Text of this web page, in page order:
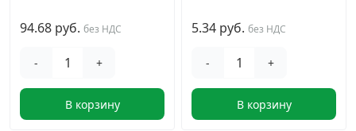
94.68 руб. без НДС
- +
В корзину
5.34 руб. без НДС
- +
В корзину